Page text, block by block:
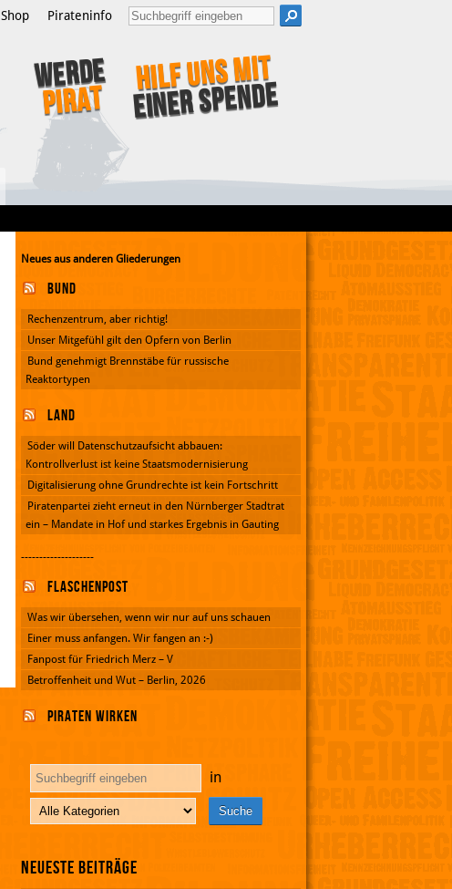
Shop Pirateninfo
Werde
Pirat
Hilf uns mit
einer Spende
Neues aus anderen Gliederungen
Bund
Rechenzentrum, aber richtig!
Unser Mitgefühl gilt den Opfern von Berlin
Bund genehmigt Brennstäbe für russische
Reaktortypen
Land
Söder will Datenschutzaufsicht abbauen:
Kontrollverlust ist keine Staatsmodernisierung
Digitalisierung ohne Grundrechte ist kein Fortschritt
Piratenpartei zieht erneut in den Nürnberger Stadtrat
ein – Mandate in Hof und starkes Ergebnis in Gauting
--------------------
Flaschenpost
Was wir übersehen, wenn wir nur auf uns schauen
Einer muss anfangen. Wir fangen an :-)
Fanpost für Friedrich Merz – V
Betroffenheit und Wut – Berlin, 2026
Piraten wirken
in
Neueste Beiträge